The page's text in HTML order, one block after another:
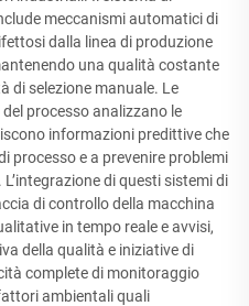
meccanismi automatici di
dalla linea di produzione
una qualità costante
di selezione manuale. Le
processo analizzano le
informazioni predittive che
processo e a prevenire problemi
di questi sistemi di
di controllo della macchina
in tempo reale e avvisi,
della qualità e iniziative di
complete di monitoraggio
ambientali quali